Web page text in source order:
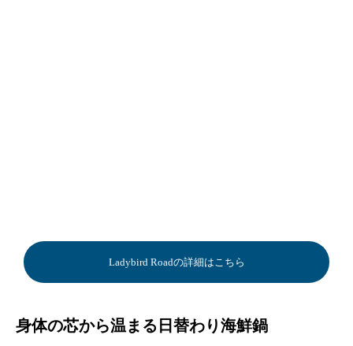
Ladybird Roadの詳細はこちら
身体の芯から温まる日替わり海鮮鍋